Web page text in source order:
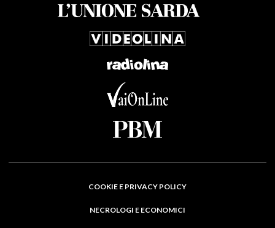
COOKIE E PRIVACY POLICY
NECROLOGI E ECONOMICI